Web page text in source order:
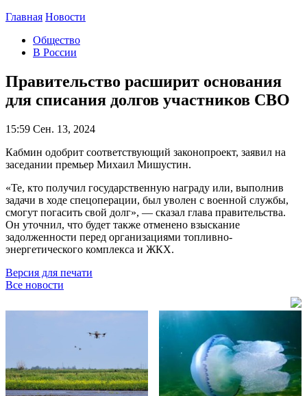
Главная Новости
Общество
В России
Правительство расширит основания
для списания долгов участников СВО
15:59 Сен. 13, 2024
Кабмин одобрит соответствующий законопроект, заявил на
заседании премьер Михаил Мишустин.
«Те, кто получил государственную награду или, выполнив
задачи в ходе спецоперации, был уволен с военной службы,
смогут погасить свой долг», — сказал глава правительства.
Он уточнил, что будет также отменено взыскание
задолженности перед организациями топливно-
энергетического комплекса и ЖКХ.
Версия для печати
Все новости